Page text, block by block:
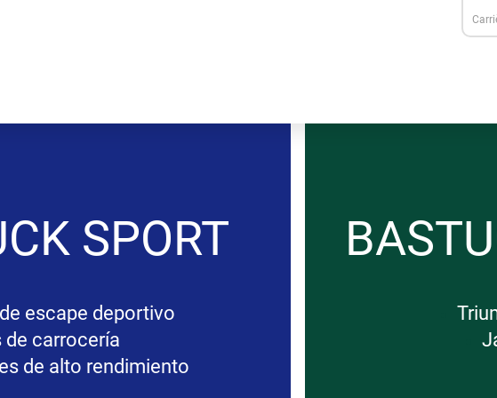
SPORT
escape deportivo
de carrocería
de alto rendimiento